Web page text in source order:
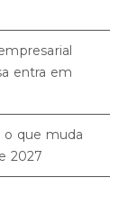
entra em
o que muda
2027